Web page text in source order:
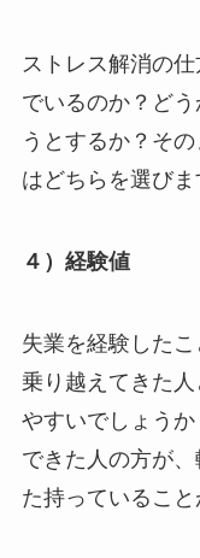
ストレス解消の
でいるのか？ど
うとするか？そ
はどちらを選びま
４）経験値
失業を経験した
乗り越えてきた
やすいでしょう
できた人の方が
た持っていること